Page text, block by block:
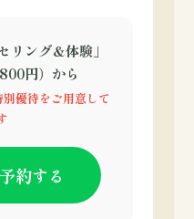
リング＆体験」
円）から
優待をご用意して
約する